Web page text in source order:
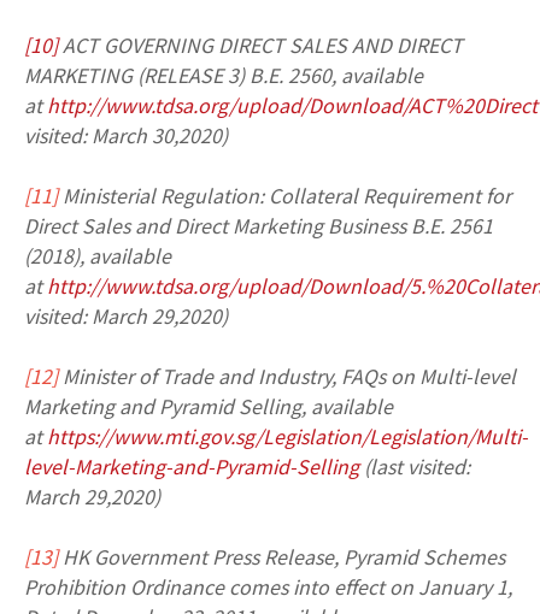
[10] ACT GOVERNING DIRECT SALES AND DIRECT
MARKETING (RELEASE 3) B.E. 2560, available
athttp://www.tdsa.org/upload/Download/
visited: March 30,2020)
[11]Ministerial Regulation: Collateral Requirement for
Direct Sales and Direct Marketing Business B.E. 2561
(2018), available
athttp://www.tdsa.org/upload/Download/
visited: March 29,2020)
[12] Minister of Trade and Industry, FAQs on Multi-level
Marketing and Pyramid Selling, available
athttps://www.mti.gov.sg/Legislation/Legislation/Multi-
level-Marketing-and-Pyramid-Selling(last visited:
March 29,2020)
[13] HK Government Press Release, Pyramid Schemes
Prohibition Ordinance comes into effect on January 1,